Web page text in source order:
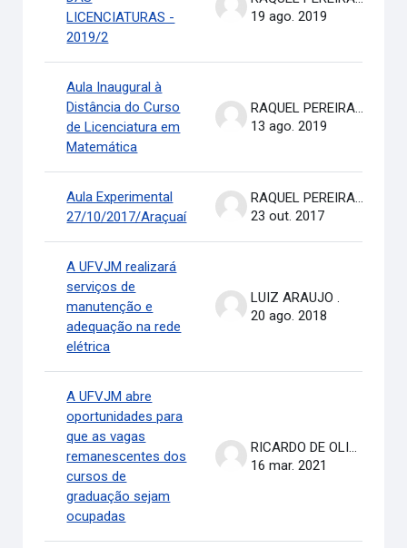
LICENCIATURAS -
2019/2
19 ago. 2019
Aula Inaugural à
Distância do Curso
de Licenciatura em
Matemática
RAQUEL PEREIRA DE ARRUDA
13 ago. 2019
Aula Experimental
27/10/2017/Araçuaí
RAQUEL PEREIRA DE ARRUDA
23 out. 2017
A UFVJM realizará
serviços de
manutenção e
adequação na rede
elétrica
LUIZ ARAUJO .
20 ago. 2018
A UFVJM abre
oportunidades para
que as vagas
remanescentes dos
cursos de
graduação sejam
ocupadas
RICARDO DE OLIVEIRA BRASIL COSTA
16 mar. 2021